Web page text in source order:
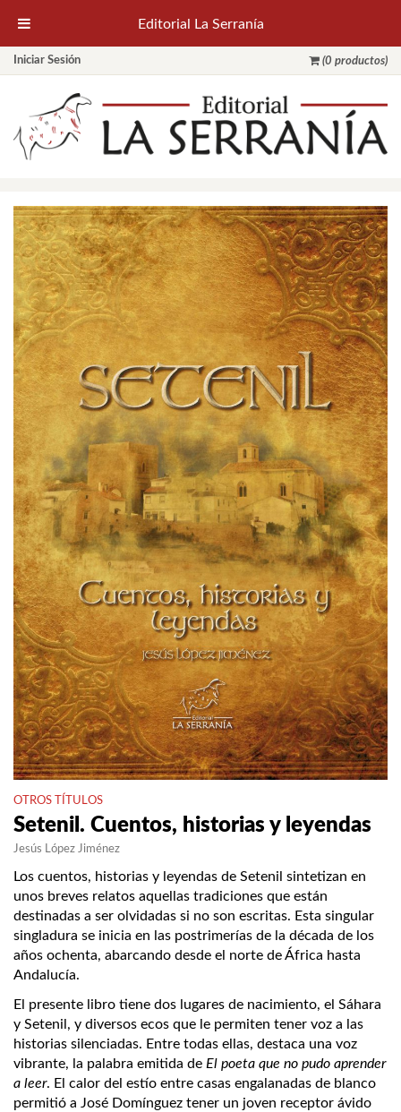
Iniciar Sesión (0 productos)
OTROS TÍTULOS
Setenil. Cuentos, historias y leyendas
Jesús López Jiménez
Los cuentos, historias y leyendas de Setenil sintetizan en
unos breves relatos aquellas tradiciones que están
destinadas a ser olvidadas si no son escritas. Esta singular
singladura se inicia en las postrimerías de la década de los
años ochenta, abarcando desde el norte de África hasta
Andalucía.
El presente libro tiene dos lugares de nacimiento, el Sáhara
y Setenil, y diversos ecos que le permiten tener voz a las
historias silenciadas. Entre todas ellas, destaca una voz
vibrante, la palabra emitida de El poeta que no pudo aprender
a leer. El calor del estío entre casas engalanadas de blanco
permitió a José Domínguez tener un joven receptor ávido
Editorial La Serranía